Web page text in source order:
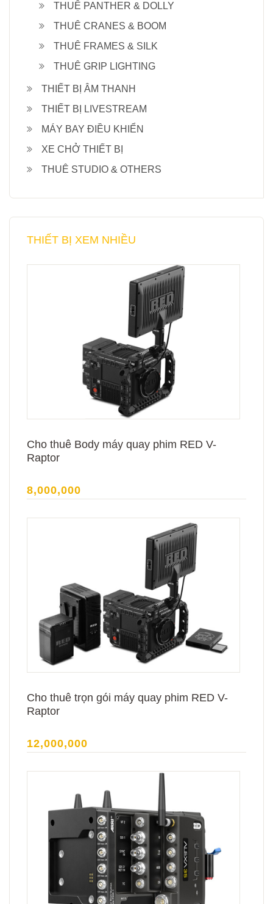
THUÊ PANTHER & DOLLY
THUÊ CRANES & BOOM
THUÊ FRAMES & SILK
THUÊ GRIP LIGHTING
THIẾT BỊ ÂM THANH
THIẾT BỊ LIVESTREAM
MÁY BAY ĐIỀU KHIỂN
XE CHỞ THIẾT BỊ
THUÊ STUDIO & OTHERS
THIẾT BỊ XEM NHIỀU
Cho thuê Body máy quay phim RED V-
Raptor
8,000,000
Cho thuê trọn gói máy quay phim RED V-
Raptor
12,000,000